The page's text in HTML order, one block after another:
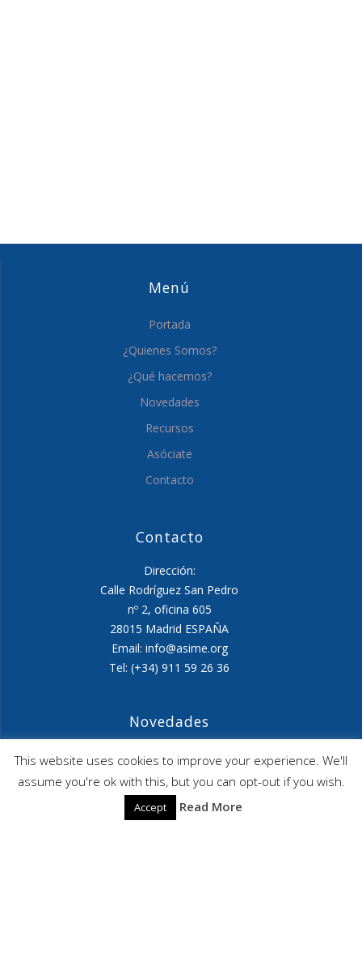
Menú
Portada
¿Quienes Somos?
¿Qué hacemos?
Novedades
Recursos
Asóciate
Contacto
Contacto
Dirección:
Calle Rodríguez San Pedro
nº 2, oficina 605
28015 Madrid ESPAÑA
Email: info@asime.org
Tel: (+34) 911 59 26 36
Novedades
Agenda ASIME-Ultimo trimestre 2026
ASIME celebrará en diciembre una nueva edición de
sus jornadas
This website uses cookies to improve your experience. We'll
assume you're ok with this, but you can opt-out if you wish.
Accept Read More